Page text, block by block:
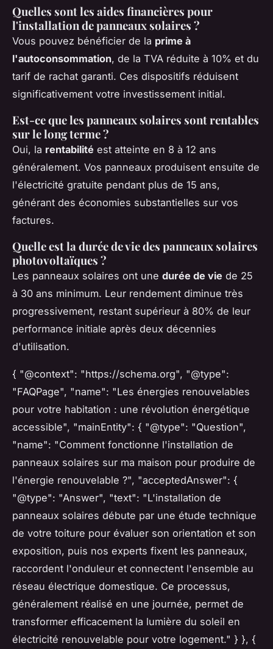
Quelles sont les aides financières pour
l'installation de panneaux solaires ?
Vous pouvez bénéficier de la prime à
l'autoconsommation, de la TVA réduite à 10% et du
tarif de rachat garanti. Ces dispositifs réduisent
significativement votre investissement initial.
Est-ce que les panneaux solaires sont rentables
sur le long terme ?
Oui, la rentabilité est atteinte en 8 à 12 ans
généralement. Vos panneaux produisent ensuite de
l'électricité gratuite pendant plus de 15 ans,
générant des économies substantielles sur vos
factures.
Quelle est la durée de vie des panneaux solaires
photovoltaïques ?
Les panneaux solaires ont une durée de vie de 25
à 30 ans minimum. Leur rendement diminue très
progressivement, restant supérieur à 80% de leur
performance initiale après deux décennies
d'utilisation.
{ "@context": "https://schema.org", "@type":
"FAQPage", "name": "Les énergies renouvelables
pour votre habitation : une révolution énergétique
accessible", "mainEntity": { "@type": "Question",
"name": "Comment fonctionne l'installation de
panneaux solaires sur ma maison pour produire de
l'énergie renouvelable ?", "acceptedAnswer": {
"@type": "Answer", "text": "L'installation de
panneaux solaires débute par une étude technique
de votre toiture pour évaluer son orientation et son
exposition, puis nos experts fixent les panneaux,
raccordent l'onduleur et connectent l'ensemble au
réseau électrique domestique. Ce processus,
généralement réalisé en une journée, permet de
transformer efficacement la lumière du soleil en
électricité renouvelable pour votre logement." } }, {